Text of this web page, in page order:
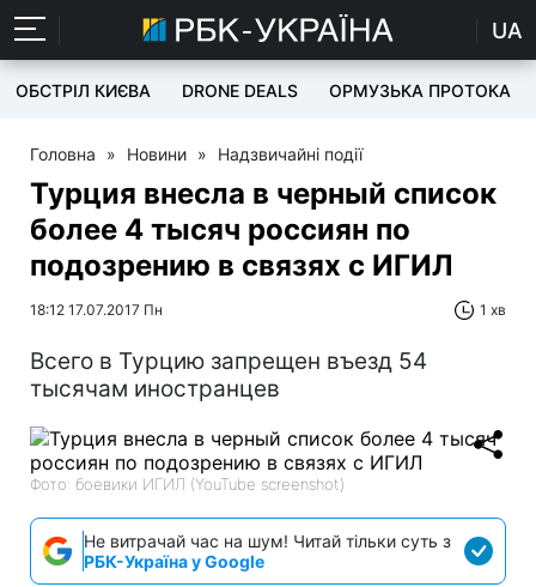
UA
ОБСТРІЛ КИЄВА DRONE DEALS ОРМУЗЬКА ПРОТОКА
Головна » Новини » Надзвичайні події
Турция внесла в черный список
более 4 тысяч россиян по
подозрению в связях с ИГИЛ
18:12 17.07.2017 Пн 1 хв
Всего в Турцию запрещен въезд 54
тысячам иностранцев
Фото: боевики ИГИЛ (YouTube screenshot)
Не витрачай час на шум! Читай тільки суть з
РБК-Україна у Google